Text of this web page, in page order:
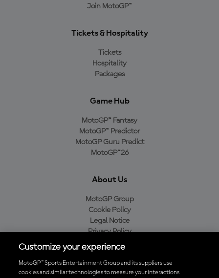
Join MotoGP™
Tickets & Hospitality
Tickets
Hospitality
Packages
Game Hub
MotoGP™ Fantasy
MotoGP™ Predictor
MotoGP Guru Predict
MotoGP™26
About Us
MotoGP Group
Cookie Policy
Legal Notice
Privacy Policy
Purchase Policy
Customize your experience
MotoGP™ Sports Entertainment Group and its suppliers use
cookies and similar technologies to measure your interactions